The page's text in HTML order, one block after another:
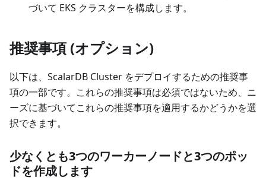
づいて EKS クラスターを構成します。
推奨事項 (オプション)
以下は、ScalarDB Cluster をデプロイするための推奨事
項の一部です。これらの推奨事項は必須ではないため、ニ
ーズに基づいてこれらの推奨事項を適用するかどうかを選
択できます。
少なくとも3つのワーカーノードと3つのポッ
ドを作成します